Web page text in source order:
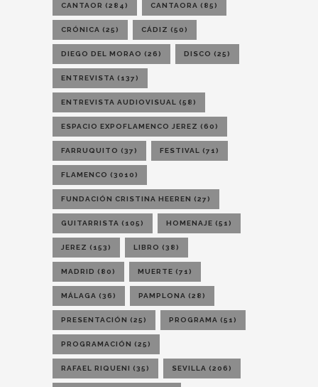
CANTAOR (284) CANTAORA (85)
CRÓNICA (25) CÁDIZ (50)
DIEGO DEL MORAO (26) DISCO (25)
ENTREVISTA (137)
ENTREVISTA AUDIOVISUAL (58)
ESPACIO EXPOFLAMENCO JEREZ (60)
FARRUQUITO (37) FESTIVAL (71)
FLAMENCO (3010)
FUNDACIÓN CRISTINA HEEREN (27)
GUITARRISTA (105) HOMENAJE (51)
JEREZ (153) LIBRO (38)
MADRID (80) MUERTE (71)
MÁLAGA (36) PAMPLONA (28)
PRESENTACIÓN (25) PROGRAMA (51)
PROGRAMACIÓN (25)
RAFAEL RIQUENI (35) SEVILLA (206)